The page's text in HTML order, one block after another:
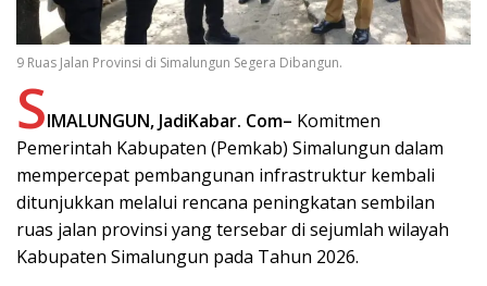
9 Ruas Jalan Provinsi di Simalungun Segera Dibangun.
SIMALUNGUN, JadiKabar. Com– Komitmen
Pemerintah Kabupaten (Pemkab) Simalungun dalam
mempercepat pembangunan infrastruktur kembali
ditunjukkan melalui rencana peningkatan sembilan
ruas jalan provinsi yang tersebar di sejumlah wilayah
Kabupaten Simalungun pada Tahun 2026.